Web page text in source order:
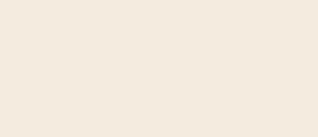
artistica sarda,
Ventidue
sul mare offrono